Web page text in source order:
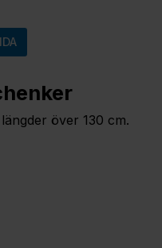
över 130 cm.